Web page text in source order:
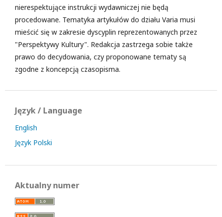
nierespektujące instrukcji wydawniczej nie będą
procedowane. Tematyka artykułów do działu Varia musi
mieścić się w zakresie dyscyplin reprezentowanych przez
"Perspektywy Kultury". Redakcja zastrzega sobie także
prawo do decydowania, czy proponowane tematy są
zgodne z koncepcją czasopisma.
Język / Language
English
Język Polski
Aktualny numer